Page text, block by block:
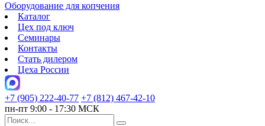
Оборудование для копчения
Каталог
Цех под ключ
Семинары
Контакты
Стать дилером
Цеха России
+7 (905) 222-40-77 +7 (812) 467-42-10
пн-пт 9:00 - 17:30 МСК